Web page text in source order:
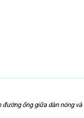
ống giữa dàn nóng